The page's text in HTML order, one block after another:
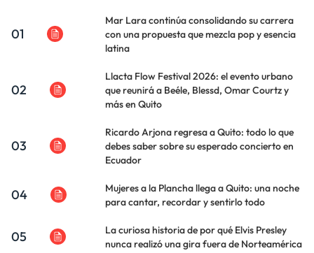
01
Mar Lara continúa consolidando su carrera
con una propuesta que mezcla pop y esencia
latina
02
Llacta Flow Festival 2026: el evento urbano
que reunirá a Beéle, Blessd, Omar Courtz y
más en Quito
03
Ricardo Arjona regresa a Quito: todo lo que
debes saber sobre su esperado concierto en
Ecuador
04
Mujeres a la Plancha llega a Quito: una noche
para cantar, recordar y sentirlo todo
05
La curiosa historia de por qué Elvis Presley
nunca realizó una gira fuera de Norteamérica